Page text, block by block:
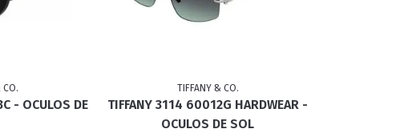
CO.
- OCULOS DE
TIFFANY & CO.
TIFFANY 3114 60012G HARDWEAR -
OCULOS DE SOL